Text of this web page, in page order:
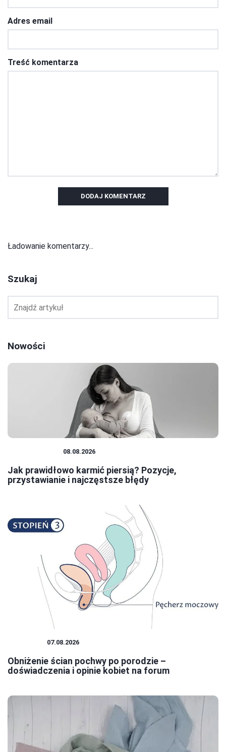
Adres email
Treść komentarza
DODAJ KOMENTARZ
Ładowanie komentarzy...
Szukaj
Nowości
08.08.2026
Jak prawidłowo karmić piersią? Pozycje,
przystawianie i najczęstsze błędy
07.08.2026
Obniżenie ścian pochwy po porodzie –
doświadczenia i opinie kobiet na forum